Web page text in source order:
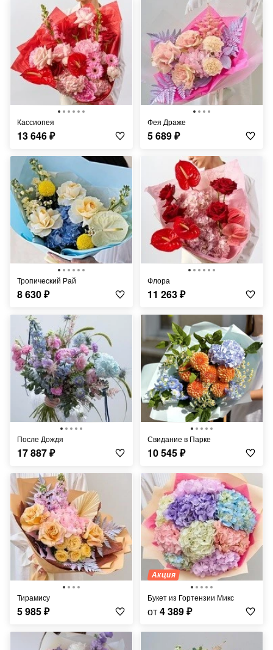
Кассиопея
13 646₽
Фея Драже
5 689₽
Тропический Рай
8 630₽
Флора
11 263₽
После Дождя
17 887₽
Свидание в Парке
10 545₽
Тирамису
5 985₽
Акция
Букет из Гортензии Микс
от4 389₽